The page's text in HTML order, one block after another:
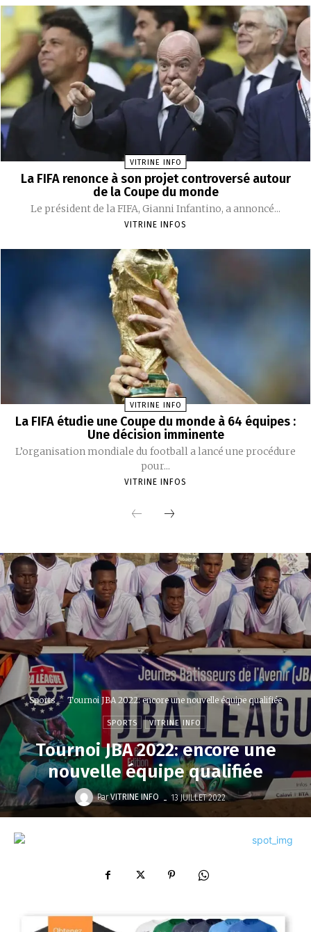
VITRINE INFO
La FIFA renonce à son projet controversé autour
de la Coupe du monde
Le président de la FIFA, Gianni Infantino, a annoncé...
VITRINE INFOS
VITRINE INFO
La FIFA étudie une Coupe du monde à 64 équipes :
Une décision imminente
L’organisation mondiale du football a lancé une procédure
pour...
VITRINE INFOS